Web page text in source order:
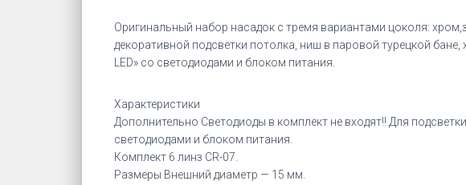
Оригинальный набор насадок с тремя вариантами цоколя:
декоративной подсветки потолка, ниш в паровой турецкой
LED» со светодиодами и блоком питания.
Характеристики
Дополнительно Светодиоды в комплект не входят!! Для
светодиодами и блоком питания.
Комплект 6 линз CR-07.
Размеры Внешний диаметр — 15 мм.